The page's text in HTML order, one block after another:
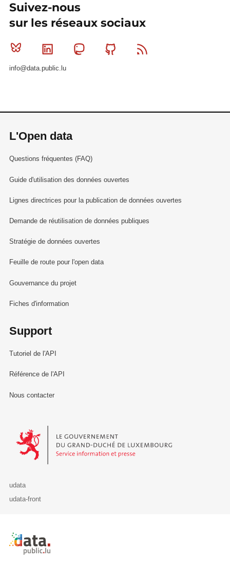
Suivez-nous
sur les réseaux sociaux
Bluesky Linkedin MastodonGithub
info@data.public.lu
L'Open data
Questions fréquentes (FAQ)
Guide d'utilisation des données ouvertes
Lignes directrices pour la publication de données ouvertes
Demande de réutilisation de données publiques
Stratégie de données ouvertes
Feuille de route pour l'open data
Gouvernance du projet
Fiches d'information
Support
Tutoriel de l'API
Référence de l'API
Nous contacter
Le Gouvernement du Grand-Duché de Luxembourg - Service
udata
udata-front
Retour à l'accueil de data.public.lu